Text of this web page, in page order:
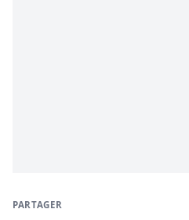
PARTAGER